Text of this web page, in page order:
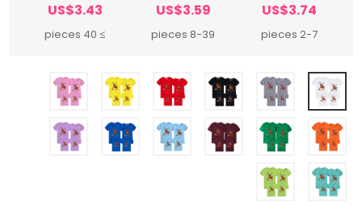
US$3.74
2-7 pieces
US$3.59
8-39 pieces
US$3.43
≥ 40 pieces